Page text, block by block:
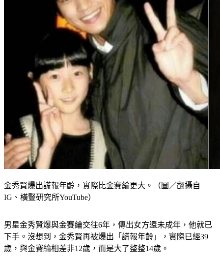
金秀賢爆出謊報年齡，實際比金賽綸更大。（圖／翻攝自
IG、橫豎研究所YouTube）
男星金秀賢爆與金賽綸交往6年，傳出女方還未成年，他就已
下手。沒想到，金秀賢再被爆出「謊報年齡」，實際已經39
歲，與金賽綸相差非12歲，而是大了整整14歲。